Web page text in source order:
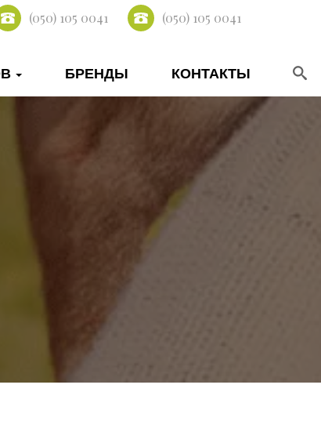
(050) 105 0041 (050) 105 0041
БРЕНДЫ КОНТАКТЫ